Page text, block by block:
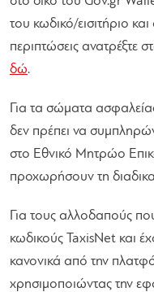
του κωδικό/εισιτήριο
περιπτώσεις ανατρέξτε
δώ.
Για τα σώματα
δεν πρέπει να
στο Εθνικό Μητρώο
προχωρήσουν τη
Για τους αλλοδαπούς
κωδικούς TaxisNet και
κανονικά από την
χρησιμοποιώντας την